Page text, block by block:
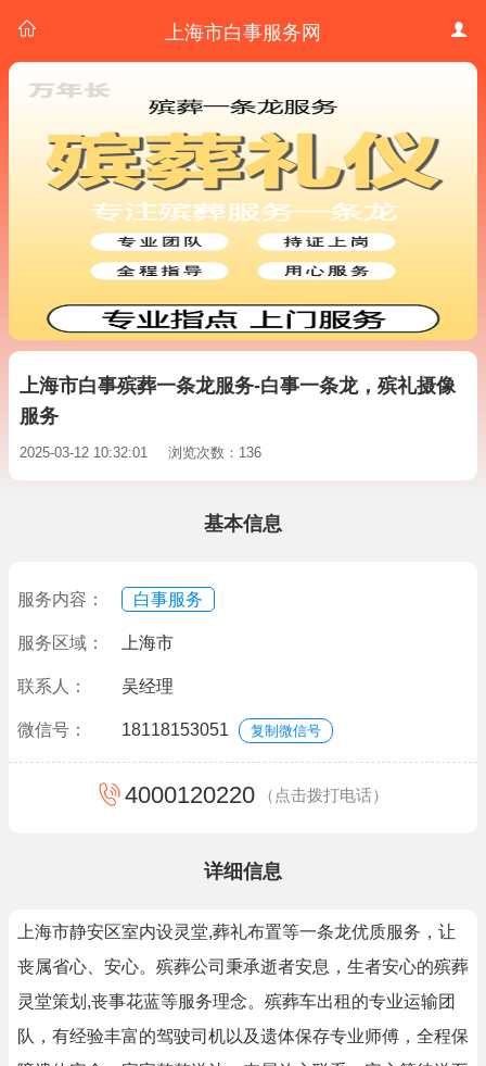
上海市白事服务网
上海市白事殡葬一条龙服务-白事一条龙，殡礼摄像
服务
2025-03-12 10:32:01 浏览次数：136
基本信息
服务内容： 白事服务
服务区域： 上海市
联系人： 吴经理
微信号： 18118153051 复制微信号
4000120220 （点击拨打电话）
详细信息
上海市静安区室内设灵堂,葬礼布置等一条龙优质服务，让
丧属省心、安心。殡葬公司秉承逝者安息，生者安心的殡葬
灵堂策划,丧事花蓝等服务理念。殡葬车出租的专业运输团
队，有经验丰富的驾驶司机以及遗体保存专业师傅，全程保